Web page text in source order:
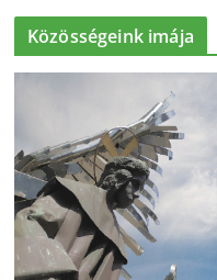
Közösségeink imája